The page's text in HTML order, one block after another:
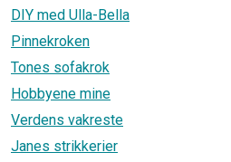
DIY med Ulla-Bella
Pinnekroken
Tones sofakrok
Hobbyene mine
Verdens vakreste
Janes strikkerier